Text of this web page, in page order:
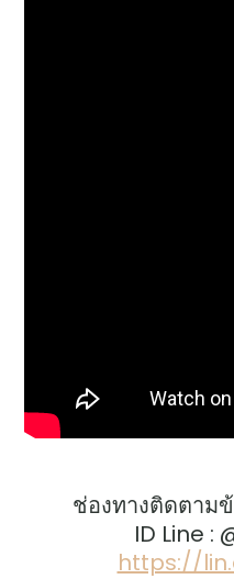
ช่องทางติดตาม
ID Line :
https://